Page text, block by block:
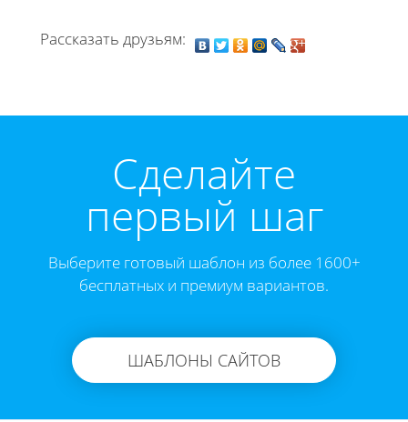
Рассказать друзьям:
Cделайте
первый шаг
Выберите готовый шаблон из более 1600+
бесплатных и премиум вариантов.
ШАБЛОНЫ САЙТОВ